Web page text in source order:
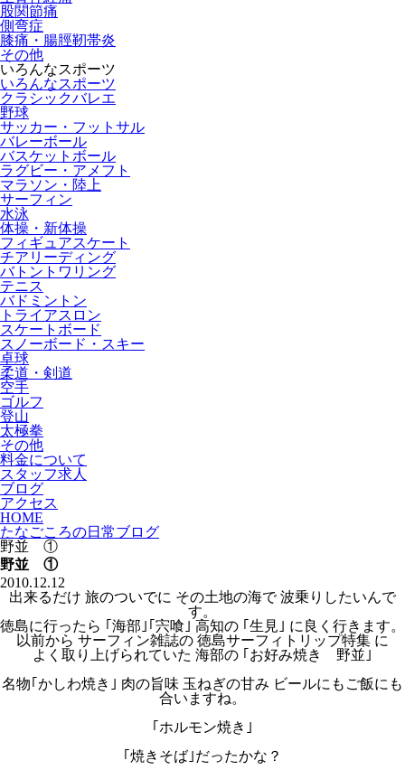
股関節痛
側弯症
膝痛・腸脛靭帯炎
その他
いろんなスポーツ
いろんなスポーツ
クラシックバレエ
野球
サッカー・フットサル
バレーボール
バスケットボール
ラグビー・アメフト
マラソン・陸上
サーフィン
水泳
体操・新体操
フィギュアスケート
チアリーディング
バトントワリング
テニス
バドミントン
トライアスロン
スケートボード
スノーボード・スキー
卓球
柔道・剣道
空手
ゴルフ
登山
太極拳
その他
料金について
スタッフ求人
ブログ
アクセス
HOME
たなごころの日常ブログ
野並 ①
野並 ①
2010.12.12
出来るだけ 旅のついでに その土地の海で 波乗りしたいんで
す。
徳島に行ったら ｢海部｣｢宍喰｣ 高知の ｢生見｣ に良く行きます。
以前から サーフィン雑誌の 徳島サーフィトリップ特集 に
よく取り上げられていた 海部の ｢お好み焼き 野並｣
名物｢かしわ焼き｣ 肉の旨味 玉ねぎの甘み ビールにもご飯にも
合いますね。
｢ホルモン焼き｣
｢焼きそば｣だったかな？